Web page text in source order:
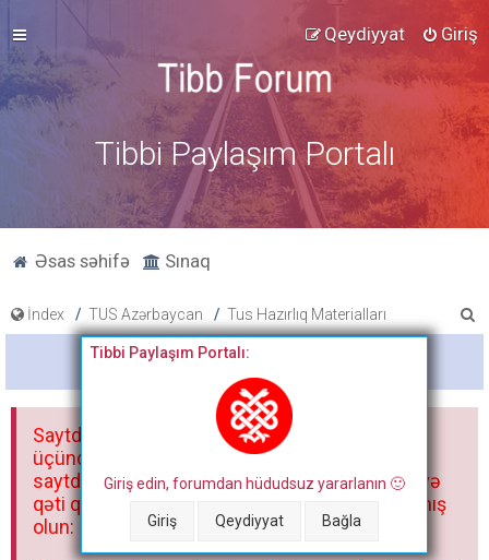
Giriş
Qeydiyyat
Tibbi Paylaşım Portalı
Əsas səhifə Sınaq
İndex TUS Azərbaycan Tus Hazırlıq Materialları
a
Bitdi
Tibbi Paylaşım Portalı:
Giriş edin, forumdan hüdudsuz yararlanın 🙂
Giriş Qeydiyyat Bağla
Saytdakı materiallar yalnız fərdi istifadəniz
üçündür. Materialları istisnasız heç bir qrupda,
saytda və sosial şəbəkədə paylaşmaq olmaz və
qəti qadağandır! Forum qaydaları ilə mütləq tanış
olun: